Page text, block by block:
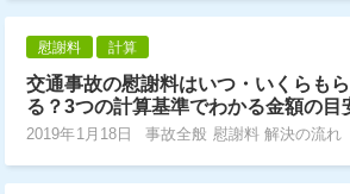
慰謝料 計算
交通事故の慰謝料はいつ・いくらもら
る？3つの計算基準でわかる金額の目
2019年1月18日 事故全般 慰謝料 解決の流れ